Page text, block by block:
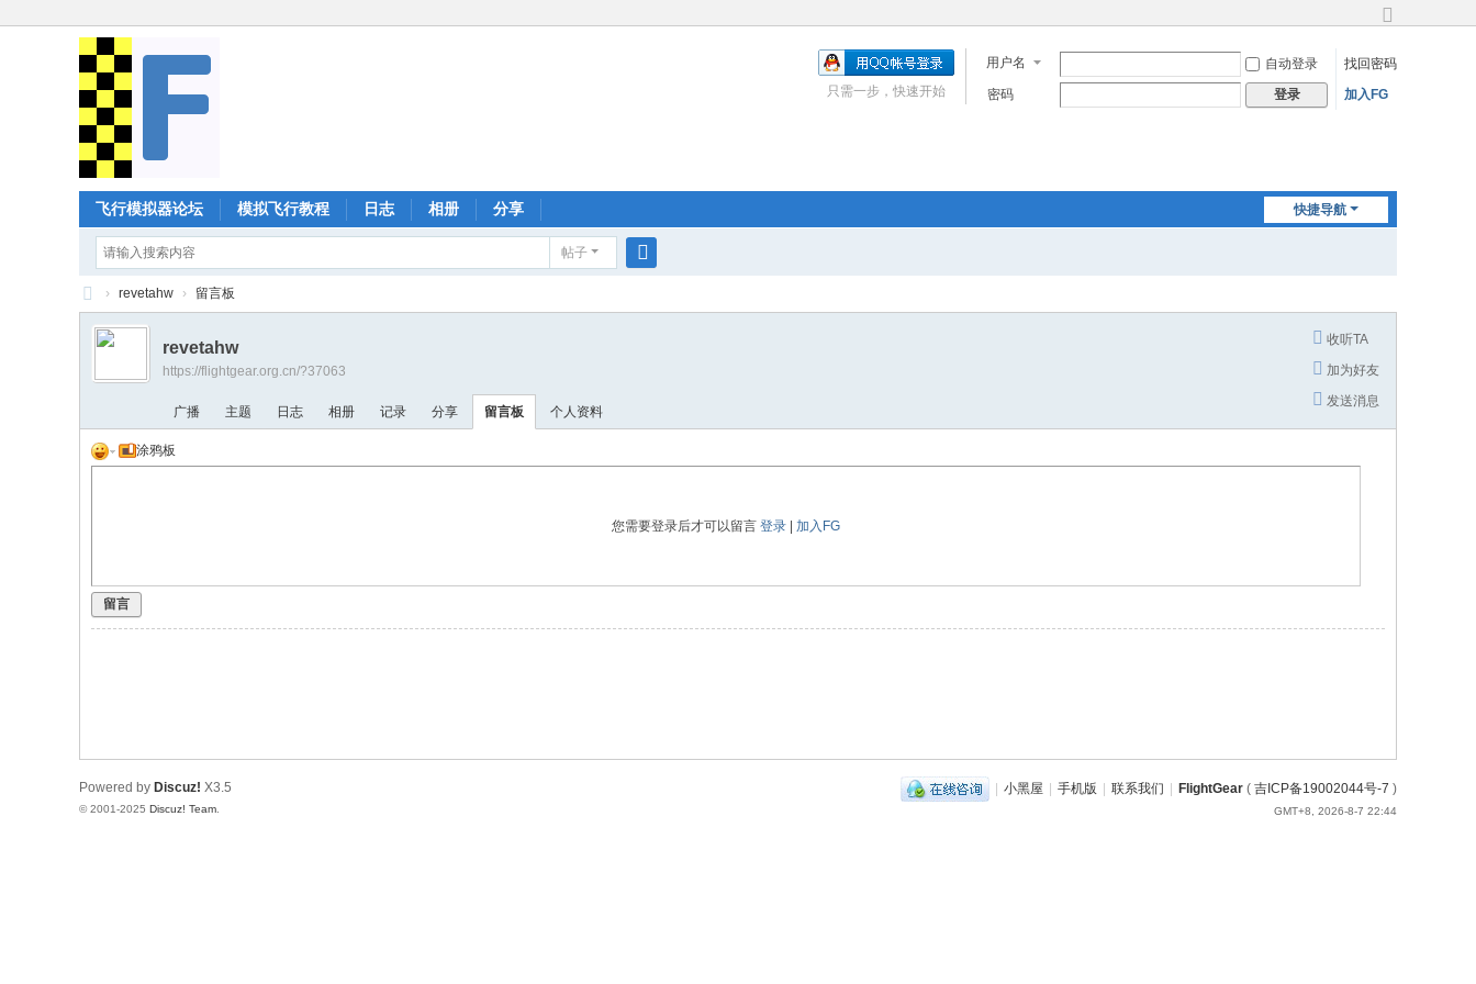
换
到
宽
用户名 自动登录
找回密码
密码
登录 加入FG
只需一步，快速开始
快捷导航
飞行模拟器论坛 模拟飞行教程 日志 相册 分享
帖子
索
Fl
ea
拟
› revetahw › 留言板
收听TA
加为好友
发送消息
revetahw
https://flightgear.org.cn/?37063
广播 主题 日志 相册 记录 分享 留言板 个人资料
涂鸦板
您需要登录后才可以留言登录 |加入FG
留言
| 小黑屋 | 手机版 | 联系我们 | FlightGear ( 吉ICP备19002044号-7 )
GMT+8, 2026-8-7 22:44
Powered by Discuz! X3.5
© 2001-2025 Discuz! Team